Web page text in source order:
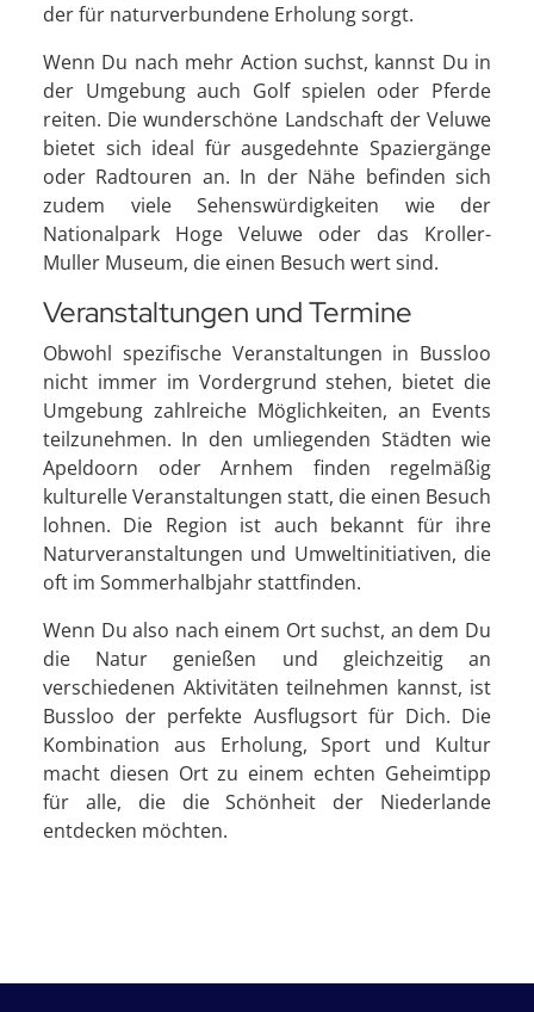
der für naturverbundene Erholung sorgt.
Wenn Du nach mehr Action suchst, kannst Du in
der Umgebung auch Golf spielen oder Pferde
reiten. Die wunderschöne Landschaft der Veluwe
bietet sich ideal für ausgedehnte Spaziergänge
oder Radtouren an. In der Nähe befinden sich
zudem viele Sehenswürdigkeiten wie der
Nationalpark Hoge Veluwe oder das Kroller-
Muller Museum, die einen Besuch wert sind.
Veranstaltungen und Termine
Obwohl spezifische Veranstaltungen in Bussloo
nicht immer im Vordergrund stehen, bietet die
Umgebung zahlreiche Möglichkeiten, an Events
teilzunehmen. In den umliegenden Städten wie
Apeldoorn oder Arnhem finden regelmäßig
kulturelle Veranstaltungen statt, die einen Besuch
lohnen. Die Region ist auch bekannt für ihre
Naturveranstaltungen und Umweltinitiativen, die
oft im Sommerhalbjahr stattfinden.
Wenn Du also nach einem Ort suchst, an dem Du
die Natur genießen und gleichzeitig an
verschiedenen Aktivitäten teilnehmen kannst, ist
Bussloo der perfekte Ausflugsort für Dich. Die
Kombination aus Erholung, Sport und Kultur
macht diesen Ort zu einem echten Geheimtipp
für alle, die die Schönheit der Niederlande
entdecken möchten.